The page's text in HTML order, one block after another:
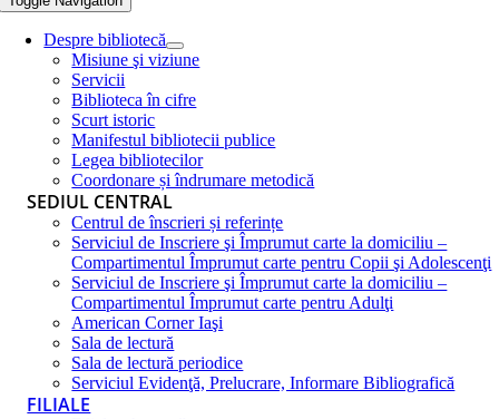
Despre bibliotecă
Misiune şi viziune
Servicii
Biblioteca în cifre
Scurt istoric
Manifestul bibliotecii publice
Legea bibliotecilor
Coordonare și îndrumare metodică
SEDIUL CENTRAL
Centrul de înscrieri și referințe
Serviciul de Inscriere şi Împrumut carte la domiciliu –
Compartimentul Împrumut carte pentru Copii şi Adolescenţi
Serviciul de Inscriere şi Împrumut carte la domiciliu –
Compartimentul Împrumut carte pentru Adulţi
American Corner Iaşi
Sala de lectură
Sala de lectură periodice
Serviciul Evidenţă, Prelucrare, Informare Bibliografică
FILIALE